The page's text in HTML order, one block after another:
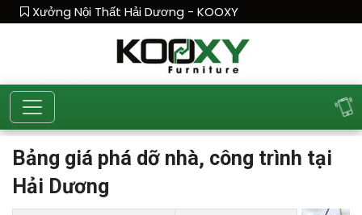
Xưởng Nội Thất Hải Dương - KOOXY
Bảng giá phá dỡ nhà, công trình tại
Hải Dương